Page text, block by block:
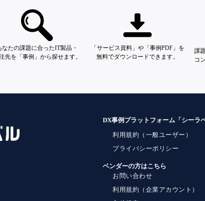
なたの課題に合ったIT製品・
先を「事例」から探せます。
「サービス資料」や「事例PDF」を
無料でダウンロードできます。
課
コ
DX事例プラットフォーム「シーラ
利用規約（一般ユーザー）
プライバシーポリシー
ベンダーの方はこちら
お問い合わせ
利用規約（企業アカウント）